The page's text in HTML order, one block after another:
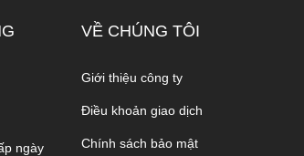
ngày
VỀ CHÚNG TÔI
Giới thiệu công ty
Điều khoản giao dịch
Chính sách bảo mật